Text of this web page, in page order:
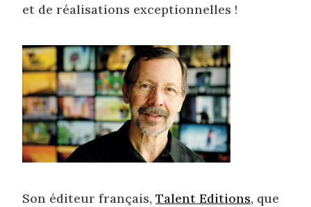
et de réalisations exceptionnelles !
Son éditeur français, Talent Editions, que